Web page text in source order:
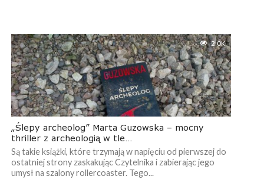
2.0K
„Ślepy archeolog” Marta Guzowska – mocny
thriller z archeologią w tle…
Są takie książki, które trzymają w napięciu od pierwszej do
ostatniej strony zaskakując Czytelnika i zabierając jego
umysł na szalony rollercoaster. Tego...